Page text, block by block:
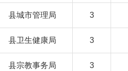
县城市管理局 3
县卫生健康局 3
县宗教事务局 3